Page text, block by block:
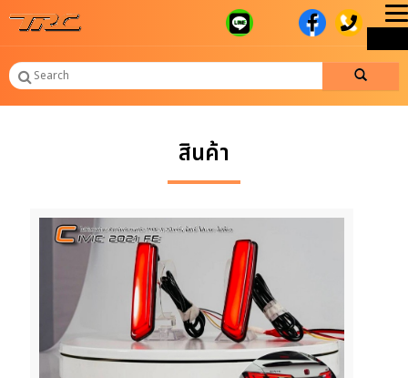
สินค้า